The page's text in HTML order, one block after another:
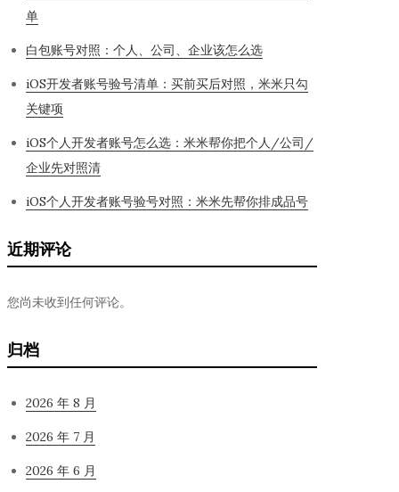
单
白包账号对照：个人、公司、企业该怎么选
iOS开发者账号验号清单：买前买后对照，米米只勾
关键项
iOS个人开发者账号怎么选：米米帮你把个人/公司/
企业先对照清
iOS个人开发者账号验号对照：米米先帮你排成品号
近期评论
您尚未收到任何评论。
归档
2026 年 8 月
2026 年 7 月
2026 年 6 月